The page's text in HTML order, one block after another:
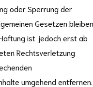
oder Sperrung der
Gesetzen bleiben
ist jedoch erst ab
Rechtsverletzung
umgehend entfernen.